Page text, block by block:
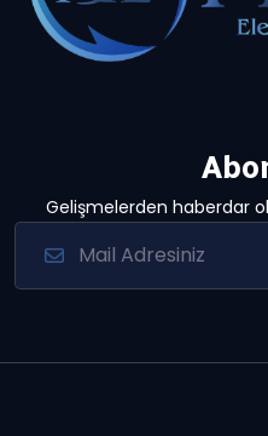
Gelişmelerden haberdar